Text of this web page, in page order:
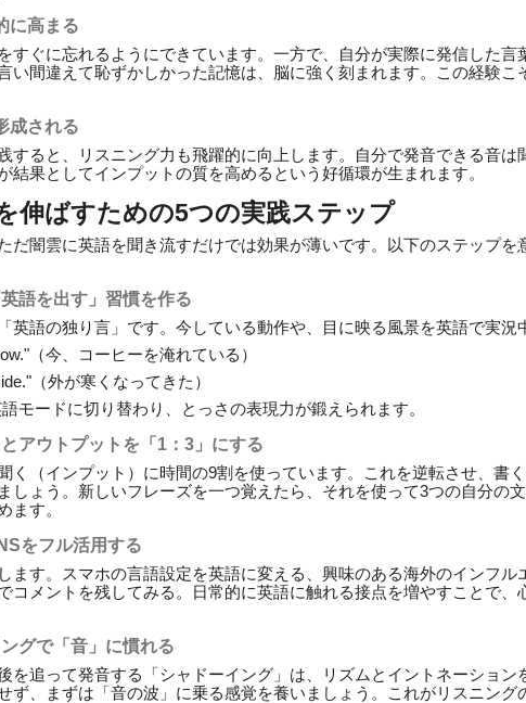
に高まる
すぐに忘れるようにできています。一方で、自分が実際に発信した言
い間違えて恥ずかしかった記憶は、脳に強く刻まれます。この経験こ
成される
すると、リスニング力も飛躍的に向上します。自分で発音できる音は
結果としてインプットの質を高めるという好循環が生まれます。
伸ばすための5つの実践ステップ
だ闇雲に英語を聞き流すだけでは効果が薄いです。以下のステップを
語を出す」習慣を作る
英語の独り言」です。今している動作や、目に映る風景を英語で実況
（今、コーヒーを淹れている）
（外が寒くなってきた）
モードに切り替わり、とっさの表現力が鍛えられます。
アウトプットを「1：3」にする
く（インプット）に時間の9割を使っています。これを逆転させ、書
しょう。新しいフレーズを一つ覚えたら、それを使って3つの自分の
ます。
をフル活用する
ます。スマホの言語設定を英語に変える、興味のある海外のインフル
コメントを残してみる。日常的に英語に触れる接点を増やすことで、
グで「音」に慣れる
を追って発音する「シャドーイング」は、リズムとイントネーション
ず、まずは「音の波」に乗る感覚を養いましょう。これがリスニング